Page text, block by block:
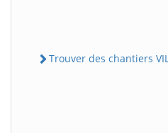
Trouver des chantiers